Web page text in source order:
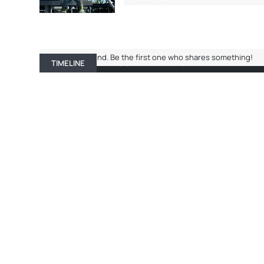
TIMELINE ABOUT ME RECENT ACTIVITY
No entries found. Be the first one who shares something!